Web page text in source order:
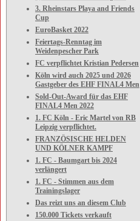
3. Rheinstars Playa and Friends
Cup
EuroBasket 2022
Feiertags-Renntag im
Weidenpescher Park
FC verpflichtet Kristian Pedersen
Köln wird auch 2025 und 2026
Gastgeber des EHF FINAL4 Men
Sold-Out-Award für das EHF
FINAL4 Men 2022
1. FC Köln - Eric Martel von RB
Leipzig verpflichtet.
FRANZÖSISCHE HELDEN
UND KÖLNER KAMPF
1. FC - Baumgart bis 2024
verlängert
1. FC - Stimmen aus dem
Trainingslager
Das reizt uns an diesem Club
150.000 Tickets verkauft